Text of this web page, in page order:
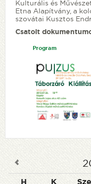
Kulturális és
Etna Alapítvány, a
szovátai Kusztos
Csatolt
Program
H K Sze